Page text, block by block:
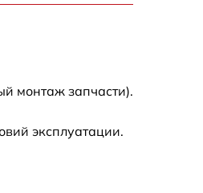
монтаж запчасти).
эксплуатации.